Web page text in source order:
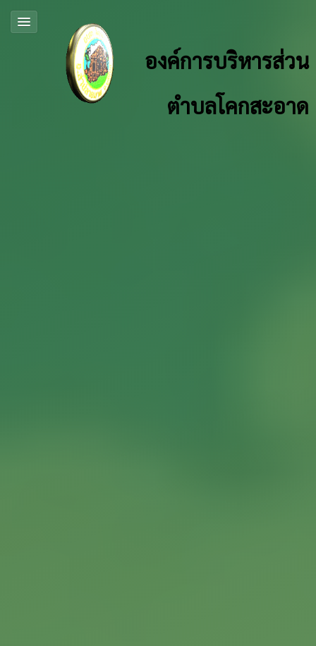
องค์การบริหารส่วน
ตำบลโคกสะอาด